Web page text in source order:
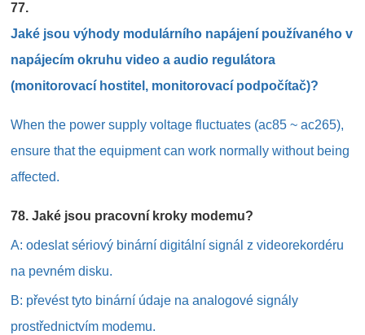
77.
Jaké jsou výhody modulárního napájení používaného v
napájecím okruhu video a audio regulátora
(monitorovací hostitel, monitorovací podpočítač)?
When the power supply voltage fluctuates (ac85 ~ ac265),
ensure that the equipment can work normally without being
affected.
78. Jaké jsou pracovní kroky modemu?
A: odeslat sériový binární digitální signál z videorekordéru
na pevném disku.
B: převést tyto binární údaje na analogové signály
prostřednictvím modemu.